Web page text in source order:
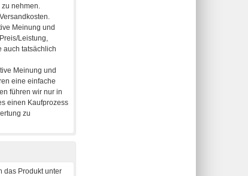
das Produkt unter